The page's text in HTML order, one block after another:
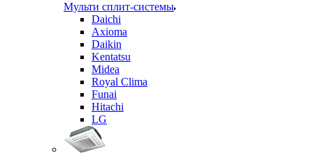
Мульти сплит-системы
Daichi
Axioma
Daikin
Kentatsu
Midea
Royal Clima
Funai
Hitachi
LG